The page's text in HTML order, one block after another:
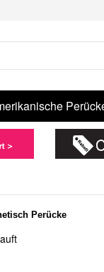
Perücke